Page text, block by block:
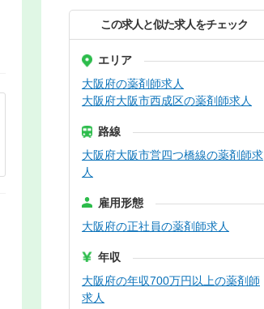
この求人と似た求人をチェック
エリア
大阪府の薬剤師求人
大阪府大阪市西成区の薬剤師求人
路線
大阪府大阪市営四つ橋線の薬剤師求
人
雇用形態
大阪府の正社員の薬剤師求人
年収
大阪府の年収700万円以上の薬剤師
求人